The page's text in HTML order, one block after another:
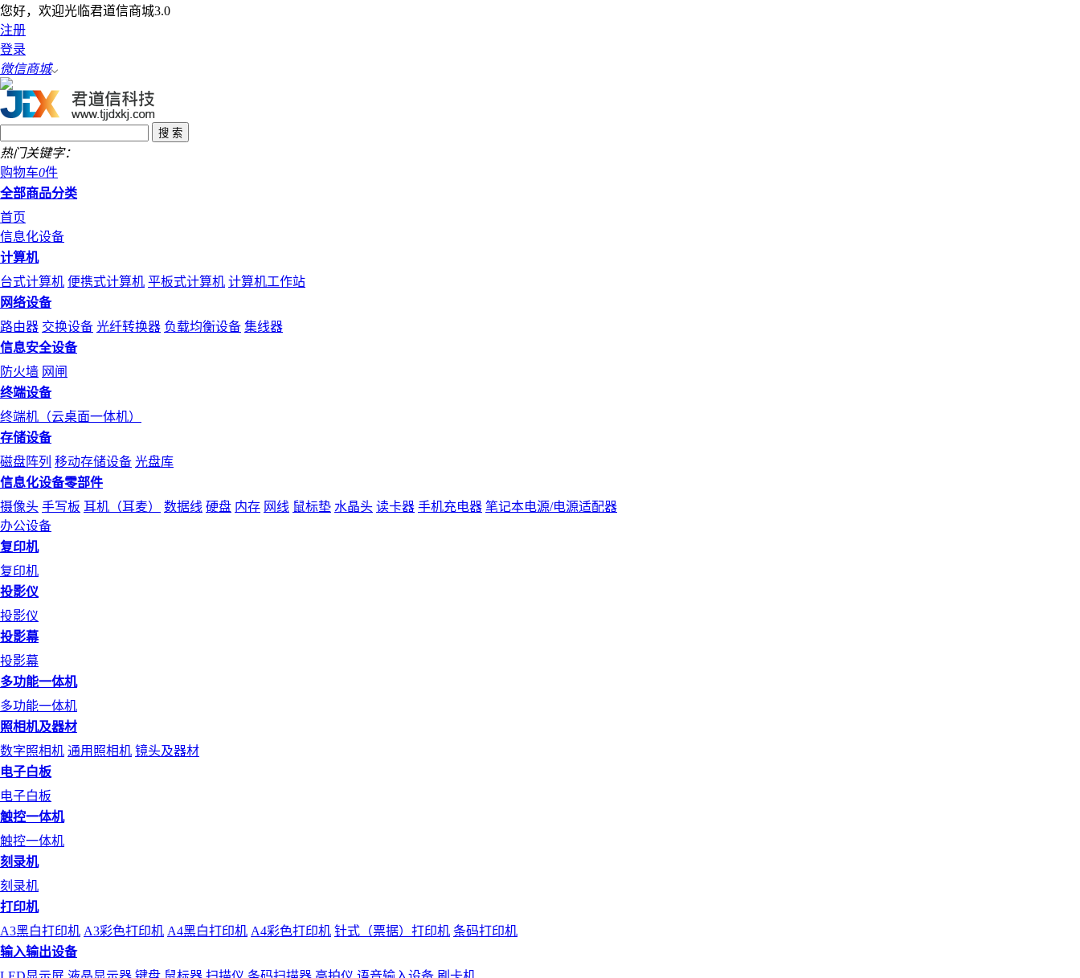
您好，欢迎光临君道信商城3.0
注册
登录
微信商城
热门关键字：
购物车0件
全部商品分类
首页
信息化设备
计算机
台式计算机 便携式计算机 平板式计算机 计算机工作站
网络设备
路由器 交换设备 光纤转换器 负载均衡设备 集线器
信息安全设备
防火墙 网闸
终端设备
终端机（云桌面一体机）
存储设备
磁盘阵列 移动存储设备 光盘库
信息化设备零部件
摄像头 手写板 耳机（耳麦） 数据线 硬盘 内存 网线 鼠标垫 水晶头 读卡器 手机充电器 笔记本电源/电源适配器
办公设备
复印机
复印机
投影仪
投影仪
投影幕
投影幕
多功能一体机
多功能一体机
照相机及器材
数字照相机 通用照相机 镜头及器材
电子白板
电子白板
触控一体机
触控一体机
刻录机
刻录机
打印机
A3黑白打印机 A3彩色打印机 A4黑白打印机 A4彩色打印机 针式（票据）打印机 条码打印机
输入输出设备